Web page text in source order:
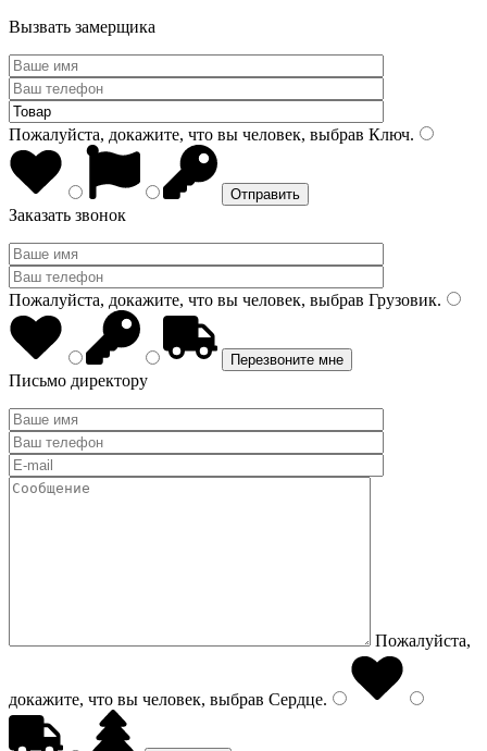
Вызвать замерщика
Пожалуйста, докажите, что вы человек, выбрав Ключ.
Заказать звонок
Пожалуйста, докажите, что вы человек, выбрав Грузовик.
Письмо директору
Пожалуйста,
докажите, что вы человек, выбрав Сердце.